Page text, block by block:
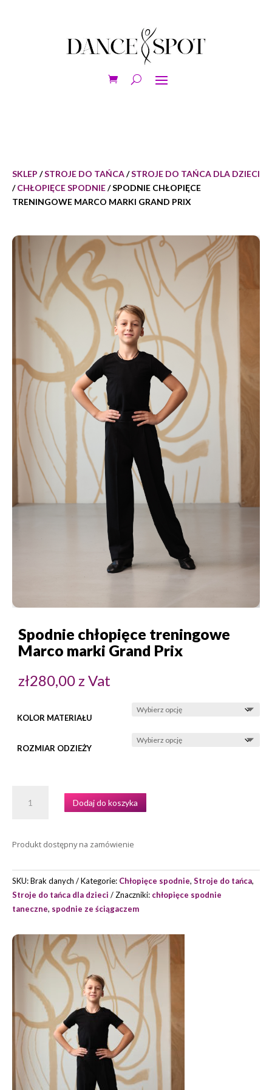
SKLEP /STROJE DO TAŃCA/STROJE DO TAŃCA DLA DZIECI
/CHŁOPIĘCE SPODNIE/ SPODNIE CHŁOPIĘCE
TRENINGOWE MARCO MARKI GRAND PRIX
Spodnie chłopięce treningowe
Marco marki Grand Prix
zł280,00z Vat
KOLOR MATERIAŁU
ROZMIAR ODZIEŻY
SPODNIE
MARCO
GRAND
PRIX
Dodaj do koszyka
Produkt dostępny na zamówienie
SKU:Brak danych Kategorie: Chłopięce spodnie, Stroje do tańca,
Stroje do tańca dla dzieci
Znaczniki: chłopięce spodnie
taneczne, spodnie ze ściągaczem